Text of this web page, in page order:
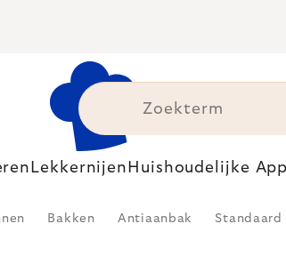
Lekkernijen Huishoudelijke
Bakken Antiaanbak Standaard